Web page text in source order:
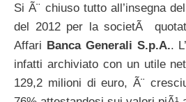
Si Ã¨ chiuso tutto all’insegna
del 2012 per la societÃ
Affari Banca Generali S.p.A..
infatti archiviato con un utile
129,2 milioni di euro, Ã¨